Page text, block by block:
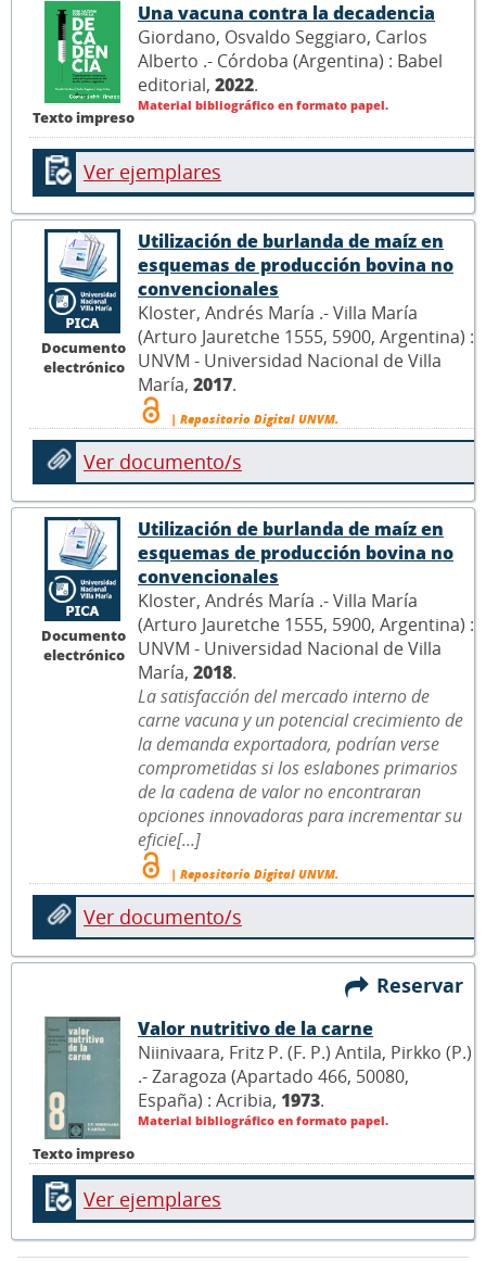
Texto impreso
Una vacuna contra la decadencia
Giordano, Osvaldo Seggiaro, Carlos
Alberto .- Córdoba (Argentina) : Babel
editorial, 2022.
Material bibliográfico en formato papel.
Ver ejemplares
Documento
electrónico
Utilización de burlanda de maíz en
esquemas de producción bovina no
convencionales
Kloster, Andrés María .- Villa María
(Arturo Jauretche 1555, 5900, Argentina) :
UNVM - Universidad Nacional de Villa
María, 2017.
| Repositorio Digital UNVM.
Ver documento/s
Documento
electrónico
Utilización de burlanda de maíz en
esquemas de producción bovina no
convencionales
Kloster, Andrés María .- Villa María
(Arturo Jauretche 1555, 5900, Argentina) :
UNVM - Universidad Nacional de Villa
María, 2018.
La satisfacción del mercado interno de
carne vacuna y un potencial crecimiento de
la demanda exportadora, podrían verse
comprometidas si los eslabones primarios
de la cadena de valor no encontraran
opciones innovadoras para incrementar su
eficie[...]
| Repositorio Digital UNVM.
Ver documento/s
Reservar
Texto impreso
Valor nutritivo de la carne
Niinivaara, Fritz P. (F. P.) Antila, Pirkko (P.)
.- Zaragoza (Apartado 466, 50080,
España) : Acribia, 1973.
Material bibliográfico en formato papel.
Ver ejemplares